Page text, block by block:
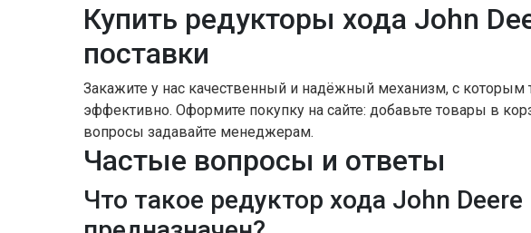
Купить редукторы хода John
поставки
Закажите у нас качественный и надёжный механизм, с которым
эффективно. Оформите покупку на сайте: добавьте товары в
вопросы задавайте менеджерам.
Частые вопросы и ответы
Что такое редуктор хода John